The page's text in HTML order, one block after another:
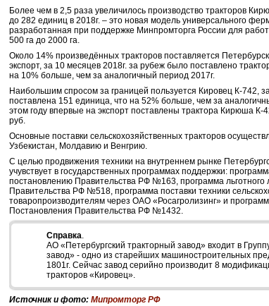
Более чем в 2,5 раза увеличилось производство тракторов
до 282 единиц в 2018г. – это новая модель универсального
разработанная при поддержке Минпромторга России для
500 га до 2000 га.
Около 14% произведённых тракторов поставляется
экспорт, за 10 месяцев 2018г. за рубеж было поставлено
на 10% больше, чем за аналогичный период 2017г.
Наибольшим спросом за границей пользуется Кировец К-742,
поставлена 151 единица, что на 52% больше, чем за
этом году впервые на экспорт поставлены трактора Кирюша
руб.
Основные поставки сельскохозяйственных тракторов
Узбекистан, Молдавию и Венгрию.
С целью продвижения техники на внутреннем рынке
учувствует в государственных программах поддержки:
постановлению Правительства РФ №163, программа льготного
Правительства РФ №518, программа поставки техники
товаропроизводителям через ОАО «Росагролизинг» и
Постановления Правительства РФ №1432.
Справка.
АО «Петербургский тракторный завод» входит в
завод» - одно из старейших машиностроительных
1801г. Сейчас завод серийно производит 8
тракторов «Кировец».
Источник и фото:Мипромторг РФ